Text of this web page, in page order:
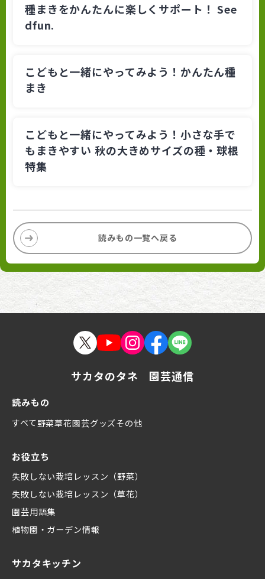
種まきをかんたんに楽しくサポート！ See
dfun.
こどもと一緒にやってみよう！かんたん種
まき
こどもと一緒にやってみよう！小さな手で
もまきやすい 秋の大きめサイズの種・球根
特集
読みもの一覧へ戻る
サカタのタネ 園芸通信
読みもの
すべて野菜草花園芸グッズその他
お役立ち
失敗しない栽培レッスン（野菜）
失敗しない栽培レッスン（草花）
園芸用語集
植物園・ガーデン情報
サカタキッチン